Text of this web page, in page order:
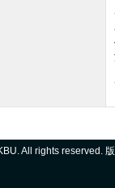
All rights reserved.